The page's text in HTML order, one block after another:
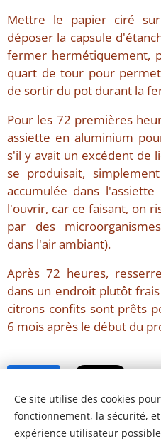
Mettre le papier ciré
déposer la capsule
fermer hermétiquement,
quart de tour pour
de sortir du pot durant la
Pour les 72 premières
assiette en aluminium
s'il y avait un excédent de
se produisait,
accumulée dans
l'ouvrir, car ce faisant, on
par des
dans l'air ambiant).
Après 72 heures,
dans un endroit plutôt
citrons confits sont prêts
6 mois après le début du
Ce site utilise des cookies
fonctionnement, la sécurité,
expérience utilisateur